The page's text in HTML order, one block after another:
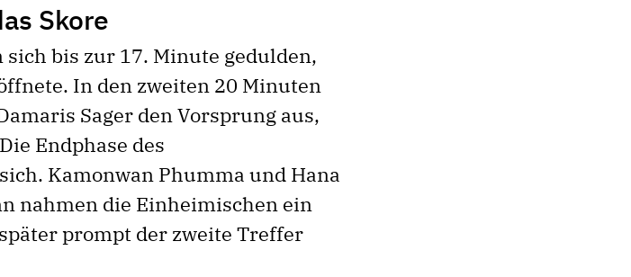
Skore
bis zur 17. Minute gedulden,
In den zweiten 20 Minuten
Sager den Vorsprung aus,
Endphase des
Kamonwan Phumma und Hana
nahmen die Einheimischen ein
prompt der zweite Treffer